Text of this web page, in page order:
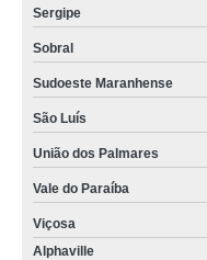
Sergipe
Sobral
Sudoeste Maranhense
São Luís
União dos Palmares
Vale do Paraíba
Viçosa
Alphaville